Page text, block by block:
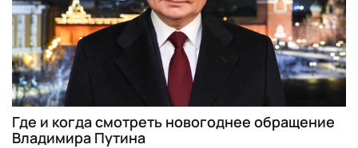
Где и когда смотреть новогоднее обращение
Владимира Путина